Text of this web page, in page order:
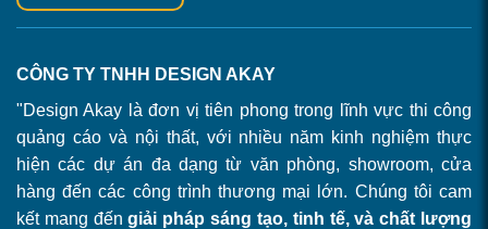
CÔNG TY TNHH DESIGN AKAY
"Design Akay là đơn vị tiên phong trong lĩnh vực thi công
quảng cáo và nội thất, với nhiều năm kinh nghiệm thực
hiện các dự án đa dạng từ văn phòng, showroom, cửa
hàng đến các công trình thương mại lớn. Chúng tôi cam
kết mang đếngiải pháp sáng tạo, tinh tế, và chất lượng